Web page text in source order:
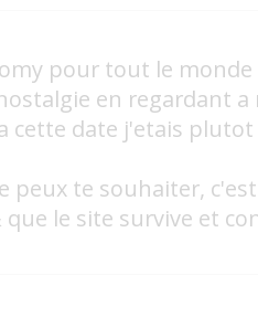
pour tout le
en regardant a
cette date j'etais
peux te souhaiter,
le site survive et